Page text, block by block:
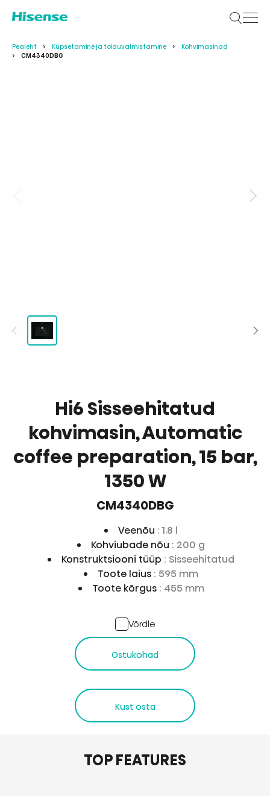
Pealeht Küpsetamine ja toiduvalmistamine
Kohvimasinad
CM4340DBG
Hi6 Sisseehitatud
kohvimasin, Automatic
coffee preparation, 15 bar,
1350 W
CM4340DBG
Veenõu : 1.8 l
Kohviubade nõu : 200 g
Konstruktsiooni tüüp : Sisseehitatud
Toote laius : 595 mm
Toote kõrgus : 455 mm
Võrdle
Ostukohad
Kust osta
TOP FEATURES